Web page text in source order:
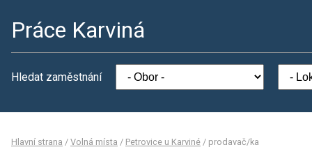
Práce Karviná
Hledat zaměstnání
Hlavní strana / Volná místa / Petrovice u Karviné / prodavač/ka